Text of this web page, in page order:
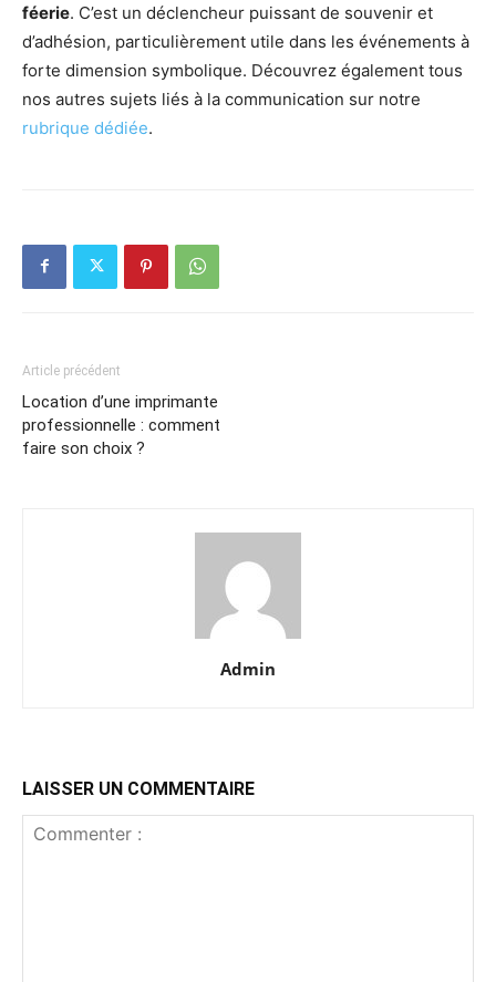
féerie. C’est un déclencheur puissant de souvenir et
d’adhésion, particulièrement utile dans les événements à
forte dimension symbolique. Découvrez également tous
nos autres sujets liés à la communication sur notre
rubrique dédiée.
Article précédent
Location d’une imprimante
professionnelle : comment
faire son choix ?
Admin
LAISSER UN COMMENTAIRE